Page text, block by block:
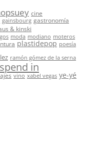
cine
gainsbourg gastronomía
& kinski
moda modiano moteros
plastidepop poesía
ramón gómez de la serna
spend in
vino xabel vegas ye-yé